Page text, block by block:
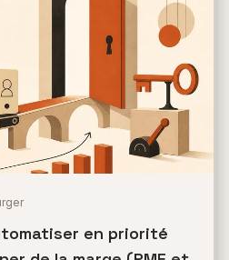
en priorité